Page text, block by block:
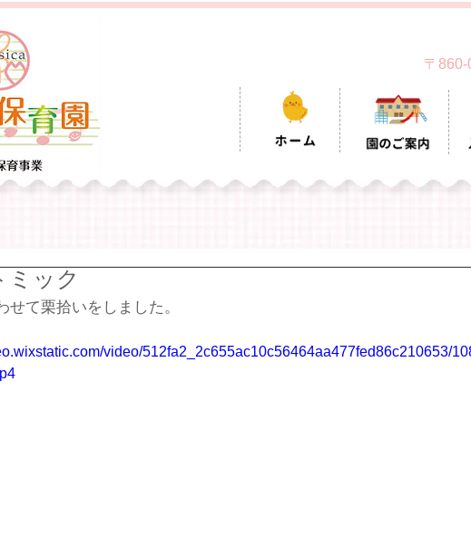
〒
ミック
せて栗拾いをしました。
video/512fa2_2c655ac10c56464aa477fed86c210653/